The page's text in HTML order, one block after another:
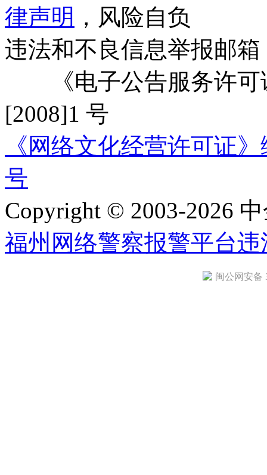
律声明 ，风险自负
违法和不良信息举报邮箱
《电子公告服务许可
[2008]1 号
《网络文化经营许可证
号
Copyright © 2003-2026
福州网络警察报警平台违
闽公网安备